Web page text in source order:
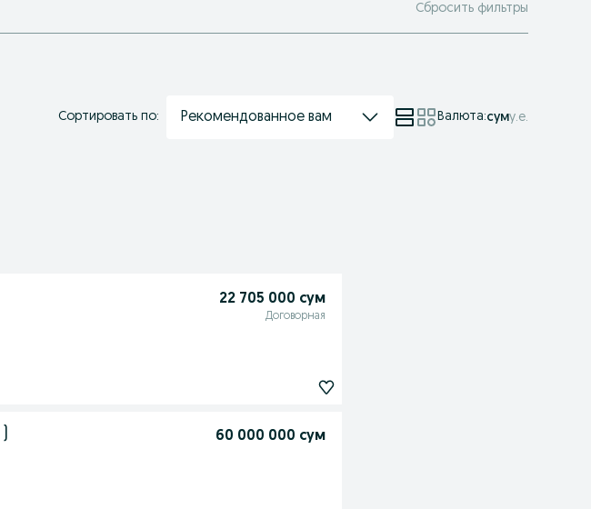
Сбросить фильтры
Сортировать по: Рекомендованное вам Валюта:суму.е.
22 705 000 сум
Договорная
60 000 000 сум